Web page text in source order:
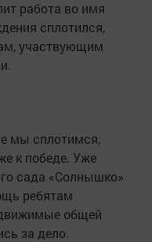
работа во имя
сплотился,
участвующим
мы сплотимся,
к победе. Уже
сада «Солнышко»
ребятам
движимые общей
за дело.